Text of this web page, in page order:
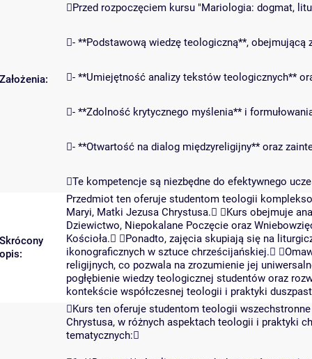
Założenia:
Przed rozpoczęciem kursu "Mariologia: dogmat,
- **Podstawową wiedzę teologiczną**,
- **Umiejętność analizy tekstów teologicznych**
- **Zdolność krytycznego myślenia** i
- **Otwartość na dialog międzyreligijny** oraz
Te kompetencje są niezbędne do efektywnego
Skrócony
opis:
Przedmiot ten oferuje studentom teologii
Maryi, Matki Jezusa Chrystusa. Kurs obejmuje
Dziewictwo, Niepokalane Poczęcie oraz
Kościoła. Ponadto, zajęcia skupiają się na
ikonograficznych w sztuce chrześcijańskiej.
religijnych, co pozwala na zrozumienie jej
pogłębienie wiedzy teologicznej studentów oraz
kontekście współczesnej teologii i praktyki
Kurs ten oferuje studentom teologii
Chrystusa, w różnych aspektach teologii i praktyki
tematycznych: